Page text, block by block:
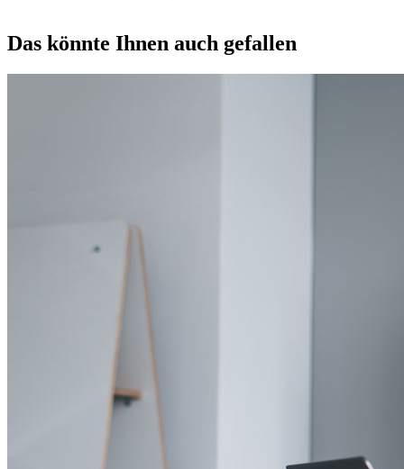
Das könnte Ihnen auch gefallen